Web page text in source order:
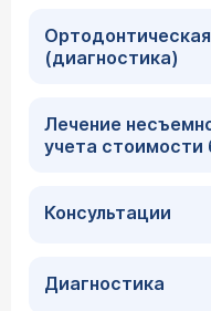
(диагностика)
Лечение
учета стоимости
Консультации
Диагностика